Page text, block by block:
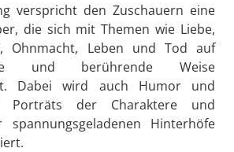
verspricht den Zuschauern eine
die sich mit Themen wie Liebe,
Ohnmacht, Leben und Tod auf
und berührende Weise
Dabei wird auch Humor und
der Charaktere und
spannungsgeladenen Hinterhöfe